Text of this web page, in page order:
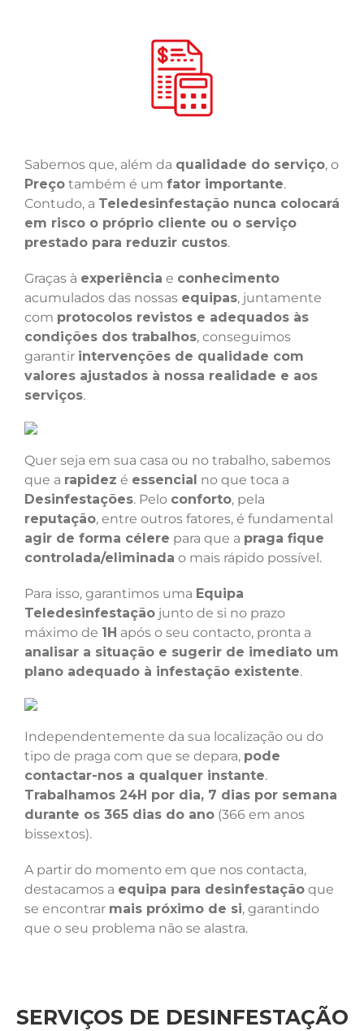
Sabemos que, além da qualidade do serviço, o
Preço também é um fator importante.
Contudo, a Teledesinfestação nunca colocará
em risco o próprio cliente ou o serviço
prestado para reduzir custos.
Graças à experiência e conhecimento
acumulados das nossas equipas, juntamente
com protocolos revistos e adequados às
condições dos trabalhos, conseguimos
garantir intervenções de qualidade com
valores ajustados à nossa realidade e aos
serviços.
Quer seja em sua casa ou no trabalho, sabemos
que a rapidez é essencial no que toca a
Desinfestações. Pelo conforto, pela
reputação, entre outros fatores, é fundamental
agir de forma célere para que a praga fique
controlada/eliminada o mais rápido possível.
Para isso, garantimos uma Equipa
Teledesinfestação junto de si no prazo
máximo de 1H após o seu contacto, pronta a
analisar a situação e sugerir de imediato um
plano adequado à infestação existente.
Independentemente da sua localização ou do
tipo de praga com que se depara, pode
contactar-nos a qualquer instante.
Trabalhamos 24H por dia, 7 dias por semana
durante os 365 dias do ano (366 em anos
bissextos).
A partir do momento em que nos contacta,
destacamos a equipa para desinfestação que
se encontrar mais próximo de si, garantindo
que o seu problema não se alastra.
SERVIÇOS DE DESINFESTAÇÃO